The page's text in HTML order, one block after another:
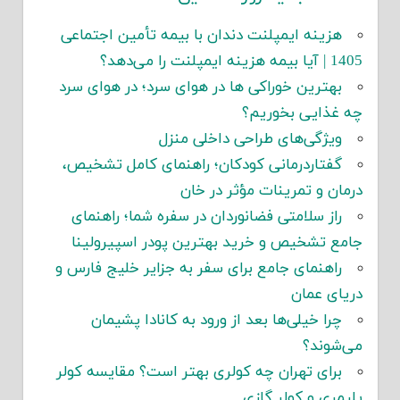
هزینه ایمپلنت دندان با بیمه تأمین اجتماعی
1405 | آیا بیمه هزینه ایمپلنت را می‌دهد؟
بهترین خوراکی ها در هوای سرد؛ در هوای سرد
چه غذایی بخوریم؟
ویژگی‌های طراحی داخلی منزل
گفتاردرمانی کودکان؛ راهنمای کامل تشخیص،
درمان و تمرینات مؤثر در خان
راز سلامتی فضانوردان در سفره شما؛ راهنمای
جامع تشخیص و خرید بهترین پودر اسپیرولینا
راهنمای جامع برای سفر به جزایر خلیج فارس و
دریای عمان
چرا خیلی‌ها بعد از ورود به کانادا پشیمان
می‌شوند؟
برای تهران چه کولری بهتر است؟ مقایسه کولر